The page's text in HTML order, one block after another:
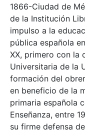
1866-Ciudad de
de la Institución
impulso a la
pública española
XX, primero con la
Universitaria de la
formación del
en beneficio de la
primaria española
Enseñanza, entre
su firme defensa